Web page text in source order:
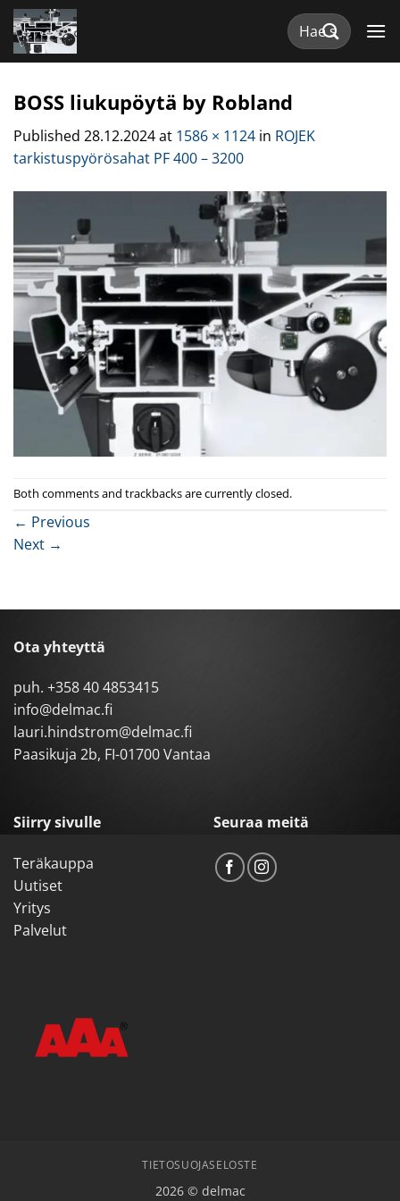
Skip
content
Etsi:
BOSS liukupöytä by Robland
Published 28.12.2024at 1586 × 1124 in ROJEK
tarkistuspyörösahat PF 400 – 3200
Both comments and trackbacks are currently closed.
← Previous
Next →
Ota yhteyttä
puh. +358 40 4853415
info@delmac.fi
lauri.hindstrom@delmac.fi
Paasikuja 2b, FI-01700 Vantaa
Siirry sivulle
Teräkauppa
Uutiset
Yritys
Palvelut
Seuraa meitä
TIETOSUOJASELOSTE
2026 © delmac